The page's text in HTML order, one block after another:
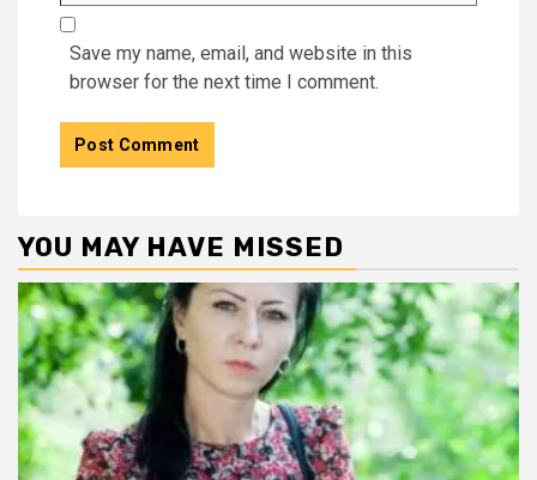
Save my name, email, and website in this
browser for the next time I comment.
YOU MAY HAVE MISSED